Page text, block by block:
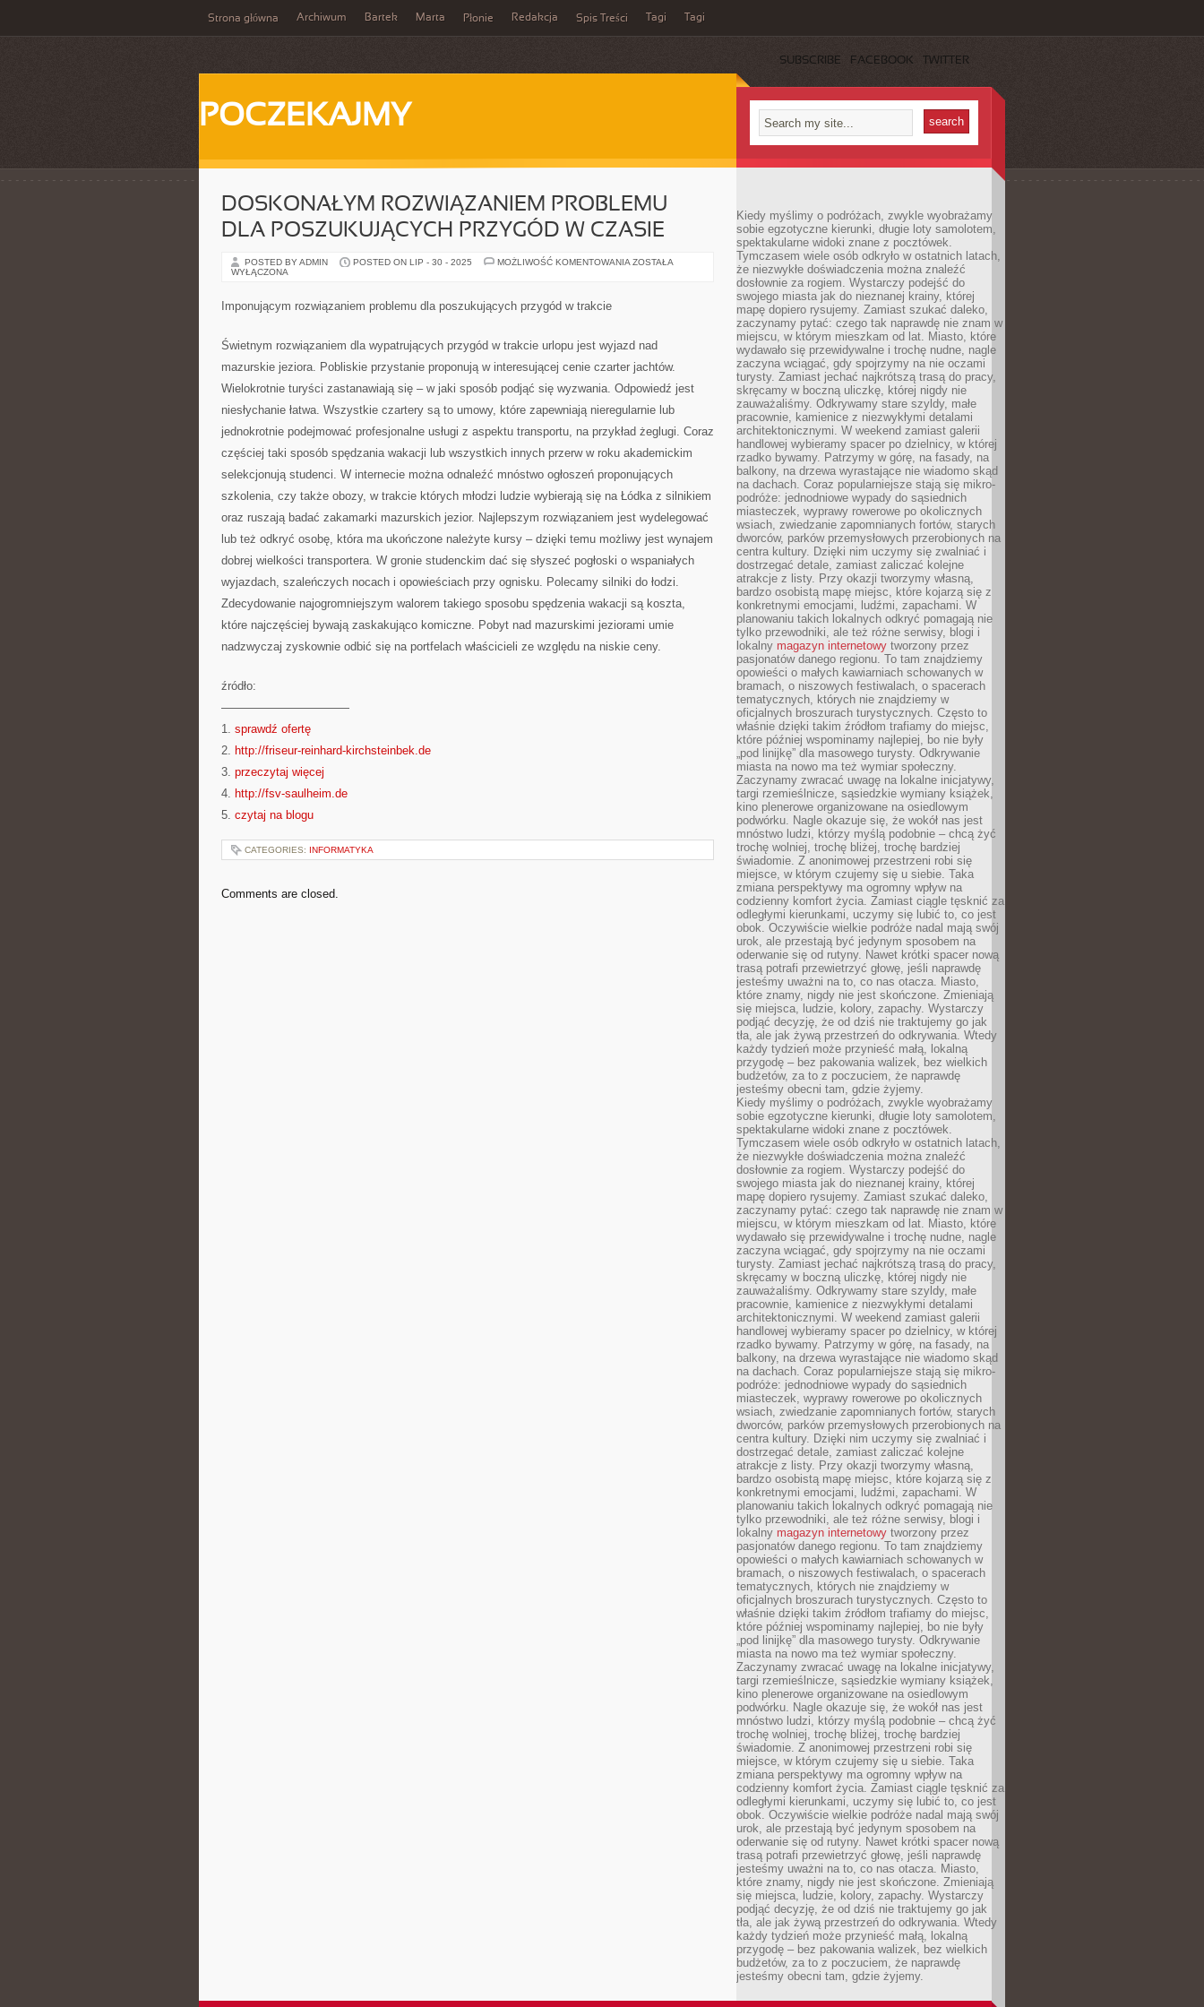
Strona główna Archiwum Bartek Marta Płonie Redakcja Spis Treści Tagi Tagi
SUBSCRIBE FACEBOOK TWITTER
POCZEKAJMY
DOSKONAŁYM ROZWIĄZANIEM PROBLEMU
DLA POSZUKUJĄCYCH PRZYGÓD W CZASIE
POSTED BY ADMIN POSTED ON LIP - 30 - 2025 MOŻLIWOŚĆ KOMENTOWANIA DOSKONAŁYM
ZOSTAŁA
WYŁĄCZONA
Imponującym rozwiązaniem problemu dla poszukujących przygód w trakcie
Świetnym rozwiązaniem dla wypatrujących przygód w trakcie urlopu jest wyjazd nad
mazurskie jeziora. Pobliskie przystanie proponują w interesującej cenie czarter jachtów.
Wielokrotnie turyści zastanawiają się – w jaki sposób podjąć się wyzwania. Odpowiedź jest
niesłychanie łatwa. Wszystkie czartery są to umowy, które zapewniają nieregularnie lub
jednokrotnie podejmować profesjonalne usługi z aspektu transportu, na przykład żeglugi. Coraz
częściej taki sposób spędzania wakacji lub wszystkich innych przerw w roku akademickim
selekcjonują studenci. W internecie można odnaleźć mnóstwo ogłoszeń proponujących
szkolenia, czy także obozy, w trakcie których młodzi ludzie wybierają się na Łódka z silnikiem
oraz ruszają badać zakamarki mazurskich jezior. Najlepszym rozwiązaniem jest wydelegować
lub też odkryć osobę, która ma ukończone należyte kursy – dzięki temu możliwy jest wynajem
dobrej wielkości transportera. W gronie studenckim dać się słyszeć pogłoski o wspaniałych
wyjazdach, szaleńczych nocach i opowieściach przy ognisku. Polecamy silniki do łodzi.
Zdecydowanie najogromniejszym walorem takiego sposobu spędzenia wakacji są koszta,
które najczęściej bywają zaskakująco komiczne. Pobyt nad mazurskimi jeziorami umie
nadzwyczaj zyskownie odbić się na portfelach właścicieli ze względu na niskie ceny.
źródło:
———————————
1. sprawdź ofertę
2. http://friseur-reinhard-kirchsteinbek.de
3. przeczytaj więcej
4. http://fsv-saulheim.de
5. czytaj na blogu
CATEGORIES: INFORMATYKA
Comments are closed.
Kiedy myślimy o podróżach, zwykle wyobrażamy
sobie egzotyczne kierunki, długie loty samolotem,
spektakularne widoki znane z pocztówek.
Tymczasem wiele osób odkryło w ostatnich latach,
że niezwykłe doświadczenia można znaleźć
dosłownie za rogiem. Wystarczy podejść do
swojego miasta jak do nieznanej krainy, której
mapę dopiero rysujemy. Zamiast szukać daleko,
zaczynamy pytać: czego tak naprawdę nie znam w
miejscu, w którym mieszkam od lat. Miasto, które
wydawało się przewidywalne i trochę nudne, nagle
zaczyna wciągać, gdy spojrzymy na nie oczami
turysty. Zamiast jechać najkrótszą trasą do pracy,
skręcamy w boczną uliczkę, której nigdy nie
zauważaliśmy. Odkrywamy stare szyldy, małe
pracownie, kamienice z niezwykłymi detalami
architektonicznymi. W weekend zamiast galerii
handlowej wybieramy spacer po dzielnicy, w której
rzadko bywamy. Patrzymy w górę, na fasady, na
balkony, na drzewa wyrastające nie wiadomo skąd
na dachach. Coraz popularniejsze stają się mikro-
podróże: jednodniowe wypady do sąsiednich
miasteczek, wyprawy rowerowe po okolicznych
wsiach, zwiedzanie zapomnianych fortów, starych
dworców, parków przemysłowych przerobionych na
centra kultury. Dzięki nim uczymy się zwalniać i
dostrzegać detale, zamiast zaliczać kolejne
atrakcje z listy. Przy okazji tworzymy własną,
bardzo osobistą mapę miejsc, które kojarzą się z
konkretnymi emocjami, ludźmi, zapachami. W
planowaniu takich lokalnych odkryć pomagają nie
tylko przewodniki, ale też różne serwisy, blogi i
lokalny magazyn internetowy tworzony przez
pasjonatów danego regionu. To tam znajdziemy
opowieści o małych kawiarniach schowanych w
bramach, o niszowych festiwalach, o spacerach
tematycznych, których nie znajdziemy w
oficjalnych broszurach turystycznych. Często to
właśnie dzięki takim źródłom trafiamy do miejsc,
które później wspominamy najlepiej, bo nie były
„pod linijkę” dla masowego turysty. Odkrywanie
miasta na nowo ma też wymiar społeczny.
Zaczynamy zwracać uwagę na lokalne inicjatywy,
targi rzemieślnicze, sąsiedzkie wymiany książek,
kino plenerowe organizowane na osiedlowym
podwórku. Nagle okazuje się, że wokół nas jest
mnóstwo ludzi, którzy myślą podobnie – chcą żyć
trochę wolniej, trochę bliżej, trochę bardziej
świadomie. Z anonimowej przestrzeni robi się
miejsce, w którym czujemy się u siebie. Taka
zmiana perspektywy ma ogromny wpływ na
codzienny komfort życia. Zamiast ciągle tęsknić za
odległymi kierunkami, uczymy się lubić to, co jest
obok. Oczywiście wielkie podróże nadal mają swój
urok, ale przestają być jedynym sposobem na
oderwanie się od rutyny. Nawet krótki spacer nową
trasą potrafi przewietrzyć głowę, jeśli naprawdę
jesteśmy uważni na to, co nas otacza. Miasto,
które znamy, nigdy nie jest skończone. Zmieniają
się miejsca, ludzie, kolory, zapachy. Wystarczy
podjąć decyzję, że od dziś nie traktujemy go jak
tła, ale jak żywą przestrzeń do odkrywania. Wtedy
każdy tydzień może przynieść małą, lokalną
przygodę – bez pakowania walizek, bez wielkich
budżetów, za to z poczuciem, że naprawdę
jesteśmy obecni tam, gdzie żyjemy.
Kiedy myślimy o podróżach, zwykle wyobrażamy
sobie egzotyczne kierunki, długie loty samolotem,
spektakularne widoki znane z pocztówek.
Tymczasem wiele osób odkryło w ostatnich latach,
że niezwykłe doświadczenia można znaleźć
dosłownie za rogiem. Wystarczy podejść do
swojego miasta jak do nieznanej krainy, której
mapę dopiero rysujemy. Zamiast szukać daleko,
zaczynamy pytać: czego tak naprawdę nie znam w
miejscu, w którym mieszkam od lat. Miasto, które
wydawało się przewidywalne i trochę nudne, nagle
zaczyna wciągać, gdy spojrzymy na nie oczami
turysty. Zamiast jechać najkrótszą trasą do pracy,
skręcamy w boczną uliczkę, której nigdy nie
zauważaliśmy. Odkrywamy stare szyldy, małe
pracownie, kamienice z niezwykłymi detalami
architektonicznymi. W weekend zamiast galerii
handlowej wybieramy spacer po dzielnicy, w której
rzadko bywamy. Patrzymy w górę, na fasady, na
balkony, na drzewa wyrastające nie wiadomo skąd
na dachach. Coraz popularniejsze stają się mikro-
podróże: jednodniowe wypady do sąsiednich
miasteczek, wyprawy rowerowe po okolicznych
wsiach, zwiedzanie zapomnianych fortów, starych
dworców, parków przemysłowych przerobionych na
centra kultury. Dzięki nim uczymy się zwalniać i
dostrzegać detale, zamiast zaliczać kolejne
atrakcje z listy. Przy okazji tworzymy własną,
bardzo osobistą mapę miejsc, które kojarzą się z
konkretnymi emocjami, ludźmi, zapachami. W
planowaniu takich lokalnych odkryć pomagają nie
tylko przewodniki, ale też różne serwisy, blogi i
lokalny magazyn internetowy tworzony przez
pasjonatów danego regionu. To tam znajdziemy
opowieści o małych kawiarniach schowanych w
bramach, o niszowych festiwalach, o spacerach
tematycznych, których nie znajdziemy w
oficjalnych broszurach turystycznych. Często to
właśnie dzięki takim źródłom trafiamy do miejsc,
które później wspominamy najlepiej, bo nie były
„pod linijkę” dla masowego turysty. Odkrywanie
miasta na nowo ma też wymiar społeczny.
Zaczynamy zwracać uwagę na lokalne inicjatywy,
targi rzemieślnicze, sąsiedzkie wymiany książek,
kino plenerowe organizowane na osiedlowym
podwórku. Nagle okazuje się, że wokół nas jest
mnóstwo ludzi, którzy myślą podobnie – chcą żyć
trochę wolniej, trochę bliżej, trochę bardziej
świadomie. Z anonimowej przestrzeni robi się
miejsce, w którym czujemy się u siebie. Taka
zmiana perspektywy ma ogromny wpływ na
codzienny komfort życia. Zamiast ciągle tęsknić za
odległymi kierunkami, uczymy się lubić to, co jest
obok. Oczywiście wielkie podróże nadal mają swój
urok, ale przestają być jedynym sposobem na
oderwanie się od rutyny. Nawet krótki spacer nową
trasą potrafi przewietrzyć głowę, jeśli naprawdę
jesteśmy uważni na to, co nas otacza. Miasto,
które znamy, nigdy nie jest skończone. Zmieniają
się miejsca, ludzie, kolory, zapachy. Wystarczy
podjąć decyzję, że od dziś nie traktujemy go jak
tła, ale jak żywą przestrzeń do odkrywania. Wtedy
każdy tydzień może przynieść małą, lokalną
przygodę – bez pakowania walizek, bez wielkich
budżetów, za to z poczuciem, że naprawdę
jesteśmy obecni tam, gdzie żyjemy.